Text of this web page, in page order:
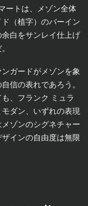
ートは、メゾン全体
（植字）のバーイン
白をサンレイ仕上げ
ガードがメゾンを象
信の表れであろう。
、フランク ミュラ
ダン、いずれの表現
ゾンのシグネチャー
インの自由度は無限